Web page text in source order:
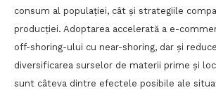
consum al populației, cât și strategiile
producției. Adoptarea accelerată a e-
off-shoring-ului cu near-shoring, dar și
diversificarea surselor de materii prime și
sunt câteva dintre efectele posibile ale